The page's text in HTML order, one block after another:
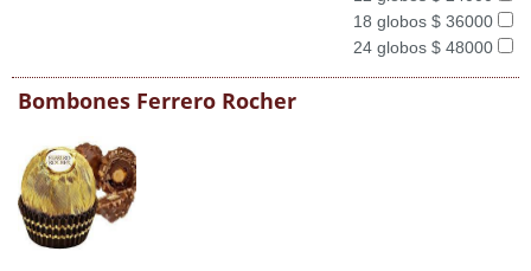
18 globos $ 36000
24 globos $ 48000
Bombones Ferrero Rocher